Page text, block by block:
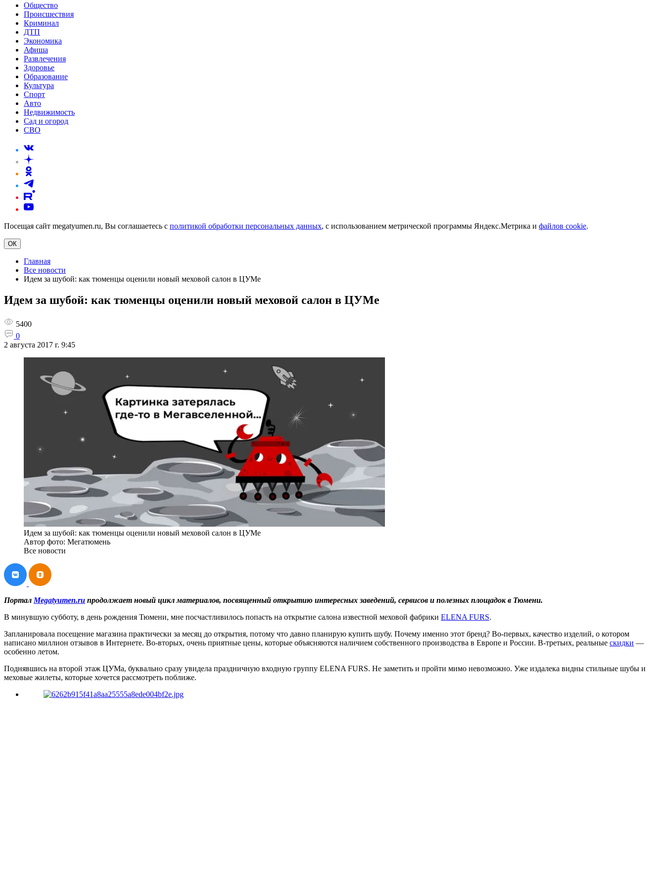
Общество
Происшествия
Криминал
ДТП
Экономика
Афиша
Развлечения
Здоровье
Образование
Культура
Спорт
Авто
Недвижимость
Сад и огород
СВО
Посещая сайт megatyumen.ru, Вы соглашаетесь с политикой обработки персональных данных, с использованием метрической программы Яндекс.Метрика и файлов cookie.
ОК
Главная
Все новости
Идем за шубой: как тюменцы оценили новый меховой салон в ЦУМе
Идем за шубой: как тюменцы оценили новый меховой салон в ЦУМе
5400
0
2 августа 2017 г. 9:45
Идем за шубой: как тюменцы оценили новый меховой салон в ЦУМе
Автор фото: Мегатюмень
Все новости
Портал Megatyumen.ru продолжает новый цикл материалов, посвященный открытию интересных заведений, сервисов и полезных площадок в Тюмени.
В минувшую субботу, в день рождения Тюмени, мне посчастливилось попасть на открытие салона известной меховой фабрики ELENA FURS.
Запланировала посещение магазина практически за месяц до открытия, потому что давно планирую купить шубу. Почему именно этот бренд? Во-первых, качество изделий, о котором
написано миллион отзывов в Интернете. Во-вторых, очень приятные цены, которые объясняются наличием собственного производства в Европе и России. В-третьих, реальные скидки —
особенно летом.
Поднявшись на второй этаж ЦУМа, буквально сразу увидела праздничную входную группу ELENA FURS. Не заметить и пройти мимо невозможно. Уже издалека видны стильные шубы и
меховые жилеты, которые хочется рассмотреть поближе.